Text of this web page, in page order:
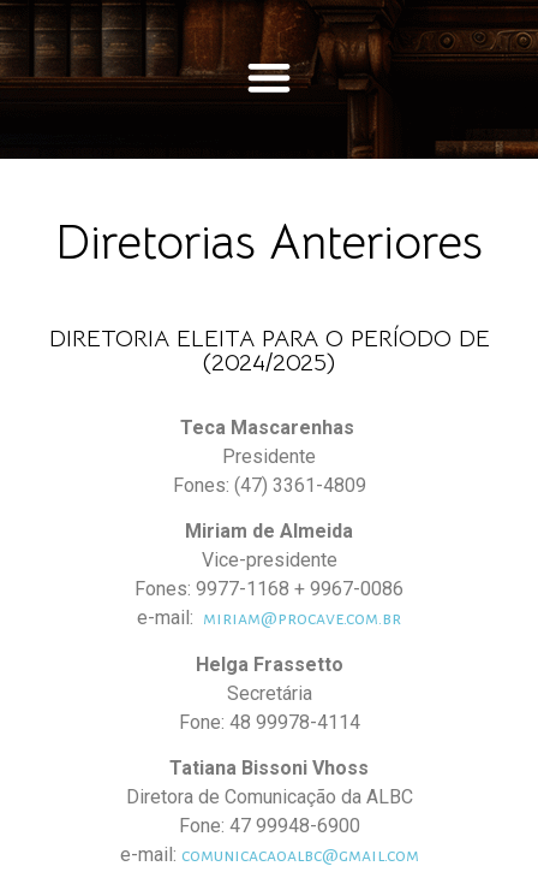
Diretorias Anteriores
DIRETORIA ELEITA PARA O PERÍODO DE
(2024/2025)
Teca Mascarenhas
Presidente
Fones: (47) 3361-4809
Miriam de Almeida
Vice-presidente
Fones: 9977-1168 + 9967-0086
e-mail:
miriam@procave.com.br
Helga Frassetto
Secretária
Fone: 48 99978-4114
Tatiana Bissoni Vhoss
Diretora de Comunicação da ALBC
Fone: 47 99948-6900
e-mail: comunicacaoalbc@gmail.com